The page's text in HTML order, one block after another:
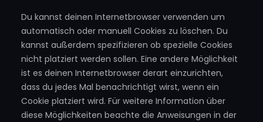
Du kannst deinen Internetbrowser verwenden um
automatisch oder manuell Cookies zu löschen. Du
kannst außerdem spezifizieren ob spezielle Cookies
nicht platziert werden sollen. Eine andere Möglichkeit
ist es deinen Internetbrowser derart einzurichten,
dass du jedes Mal benachrichtigt wirst, wenn ein
Cookie platziert wird. Für weitere Information über
diese Möglichkeiten beachte die Anweisungen in der